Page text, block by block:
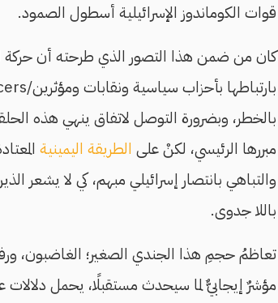
قوات الكوماندوز الإسرائيلية أسطول الصمود.
كان من ضمن هذا التصور الذي طرحته أن حركة
بالخطر، وبضرورة التوصل لاتفاق ينهي هذه
مبررها الرئيسي، لكنْ على الطريقة اليمينية
والتباهي بانتصار إسرائيلي مبهم، كي لا يشعر
باللا جدوى.
تعاظمُ حجمِ هذا الجندي الصغير؛ الغاضبون،
مؤشرٌ إيجابيٌّ لما سيحدث مستقبلًا، يحمل